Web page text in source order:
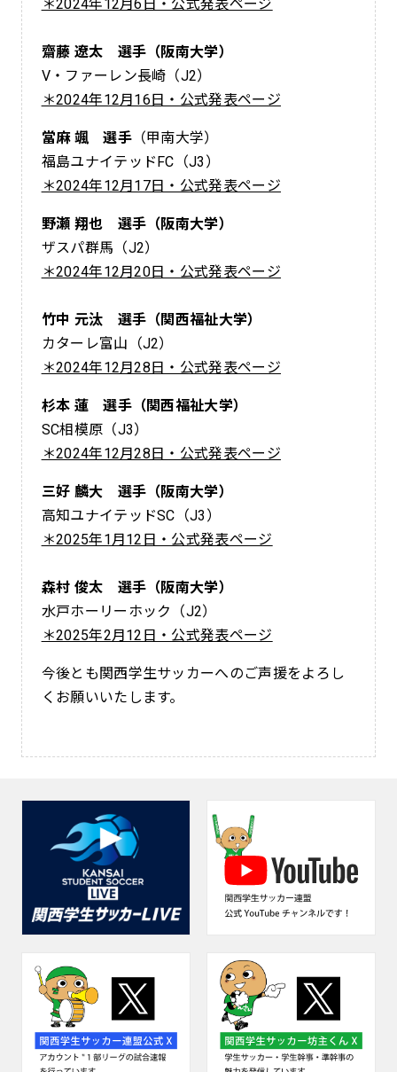
＊2024年12月6日・公式発表ページ
齋藤 遼太 選手（阪南大学）
V・ファーレン長崎（J2）
＊2024年12月16日・公式発表ページ
當麻 颯 選手（甲南大学）
福島ユナイテッドFC（J3）
＊2024年12月17日・公式発表ページ
野瀬 翔也 選手（阪南大学）
ザスパ群馬（J2）
＊2024年12月20日・公式発表ページ
竹中 元汰 選手（関西福祉大学）
カターレ富山（J2）
＊2024年12月28日・公式発表ページ
杉本 蓮 選手（関西福祉大学）
SC相模原（J3）
＊2024年12月28日・公式発表ページ
三好 麟大 選手（阪南大学）
高知ユナイテッドSC（J3）
＊2025年1月12日・公式発表ページ
森村 俊太 選手（阪南大学）
水戸ホーリーホック（J2）
＊2025年2月12日・公式発表ページ
今後とも関西学生サッカーへのご声援をよろし
くお願いいたします。